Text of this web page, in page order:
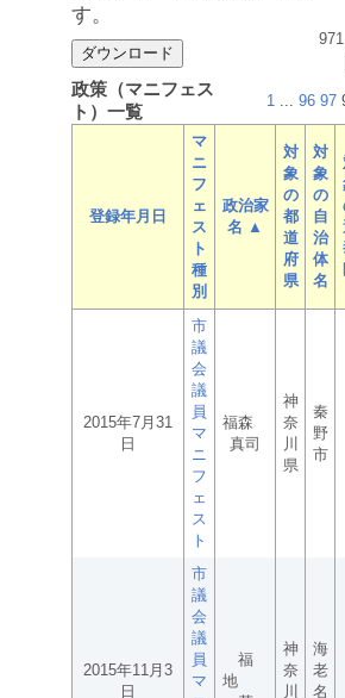
す。
971
政策（マニフェス
ト）一覧
1 ... 96 97
登録年月日
マ
ニ
フ
ェ
ス
ト
種
別
政治家
名 ▲
対
象
の
都
道
府
県
対
象
の
自
治
体
名
2015年7月31
日
市
議
会
議
員
マ
ニ
フ
ェ
ス
ト
福森
真司
神
奈
川
県
秦
野
市
2015年11月3
日
市
議
会
議
員
マ
福
地
神
奈
川
海
老
名